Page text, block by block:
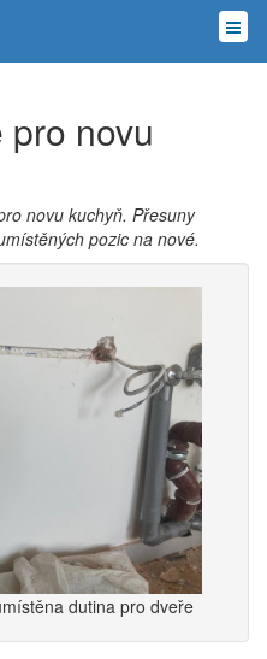
novu
novu kuchyň. Přesuny
pozic na nové.
dutina pro dveře